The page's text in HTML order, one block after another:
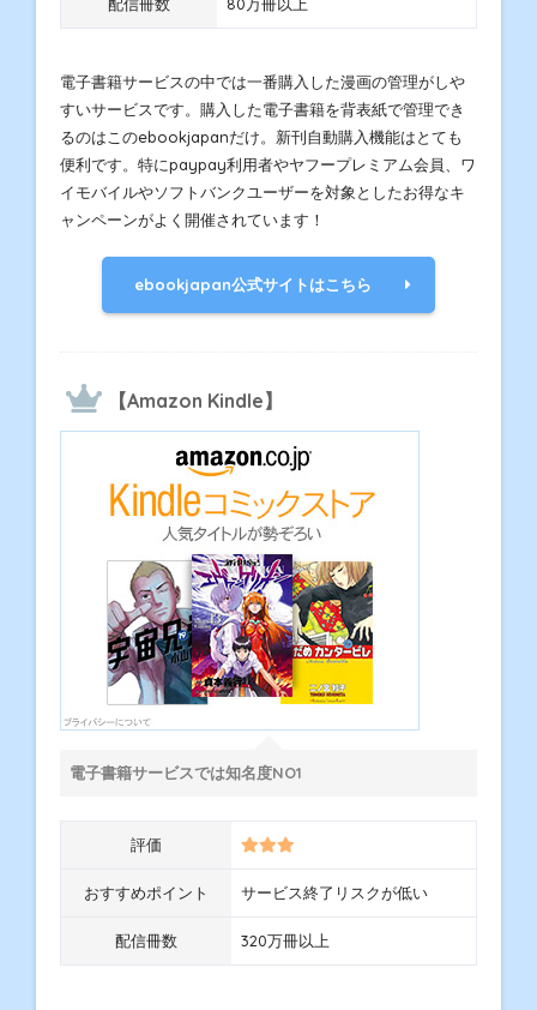
電子書籍サービスの中では一番購入した漫画の管理がしや
すいサービスです。購入した電子書籍を背表紙で管理でき
るのはこのebookjapanだけ。新刊自動購入機能はとても
便利です。特にpaypay利用者やヤフープレミアム会員、ワ
イモバイルやソフトバンクユーザーを対象としたお得なキ
ャンペーンがよく開催されています！
ebookjapan公式サイトはこちら
【Amazon Kindle】
電子書籍サービスでは知名度NO1
評価
おすすめポイント サービス終了リスクが低い
配信冊数 320万冊以上